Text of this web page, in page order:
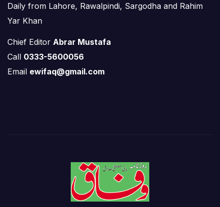
Daily from Lahore, Rawalpindi, Sargodha and Rahim
Yar Khan
Chief Editor Abrar Mustafa
Call 0333-5600056
Email ewifaq@gmail.com